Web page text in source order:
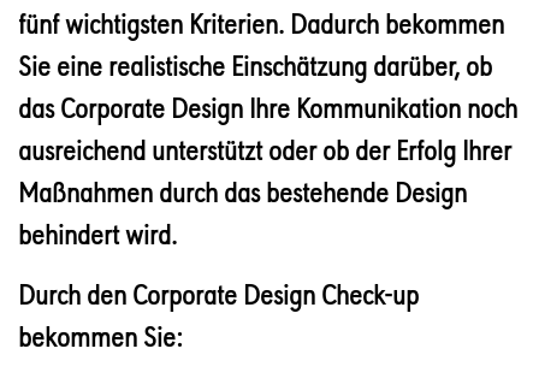
fünf wichtigsten Kriterien. Dadurch bekommen
Sie eine realistische Einschätzung darüber, ob
das Corporate Design Ihre Kommunikation noch
ausreichend unterstützt oder ob der Erfolg Ihrer
Maßnahmen durch das bestehende Design
behindert wird.
Durch den Corporate Design Check-up
bekommen Sie: